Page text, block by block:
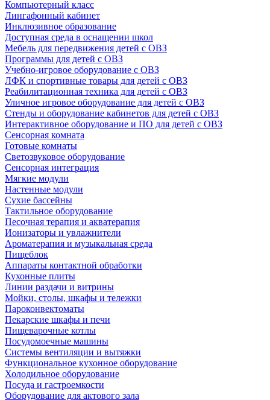
Компьютерный класс
Лингафонный кабинет
Инклюзивное образование
Доступная среда в оснащении школ
Мебель для передвижения детей с ОВЗ
Программы для детей с ОВЗ
Учебно-игровое оборудование с ОВЗ
ЛФК и спортивные товары для детей с ОВЗ
Реабилитационная техника для детей с ОВЗ
Уличное игровое оборудование для детей с ОВЗ
Стенды и оборудование кабинетов для детей с ОВЗ
Интерактивное оборудование и ПО для детей с ОВЗ
Сенсорная комната
Готовые комнаты
Светозвуковое оборудование
Сенсорная интеграция
Мягкие модули
Настенные модули
Сухие бассейны
Тактильное оборудование
Песочная терапия и акватерапия
Ионизаторы и увлажнители
Ароматерапия и музыкальная среда
Пищеблок
Аппараты контактной обработки
Кухонные плиты
Линии раздачи и витрины
Мойки, столы, шкафы и тележки
Пароконвектоматы
Пекарские шкафы и печи
Пищеварочные котлы
Посудомоечные машины
Системы вентиляции и вытяжки
Функциональное кухонное оборудование
Холодильное оборудование
Посуда и гастроемкости
Оборудование для актового зала